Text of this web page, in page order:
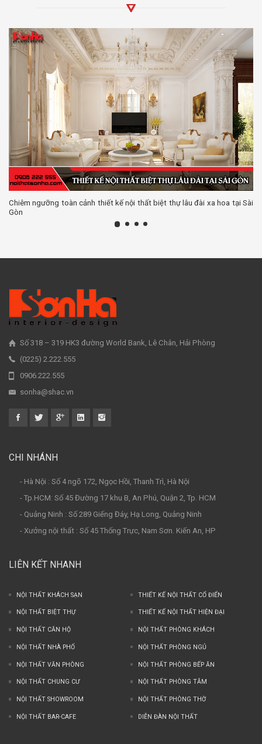
Chiêm ngưỡng toàn cảnh thiết kế nội thất biệt thự lâu đài xa hoa tại Sài
Gòn
Số 318 – 319 HK3 đường World Bank, Lê Chân, Hải Phòng
(0225) 2.222.555
0906.222.555
sonha@shac.vn
CHI NHÁNH
- Hà Nội : Số 4 ngõ 172, Ngọc Hồi, Thanh Trì, Hà Nội
- Tp.HCM: Số 45 Đường 17 khu B, An Phú, Quận 2, Tp. HCM
- Quảng Ninh : Số 289 Giếng Đáy, Hạ Long, Quảng Ninh
- Xưởng nội thất : Số 45 Thống Trực, Nam Sơn. Kiến An, HP
LIÊN KẾT NHANH
NỘI THẤT KHÁCH SẠN THIẾT KẾ NỘI THẤT CỔ ĐIỂN
NỘI THẤT BIỆT THỰ THIẾT KẾ NỘI THẤT HIỆN ĐẠI
NỘI THẤT CĂN HỘ NỘI THẤT PHÒNG KHÁCH
NỘI THẤT NHÀ PHỐ NỘI THẤT PHÒNG NGỦ
NỘI THẤT VĂN PHÒNG NỘI THẤT PHÒNG BẾP ĂN
NỘI THẤT CHUNG CƯ NỘI THẤT PHÒNG TẮM
NỘI THẤT SHOWROOM NỘI THẤT PHÒNG THỜ
NỘI THẤT BAR-CAFE DIỄN ĐÀN NỘI THẤT